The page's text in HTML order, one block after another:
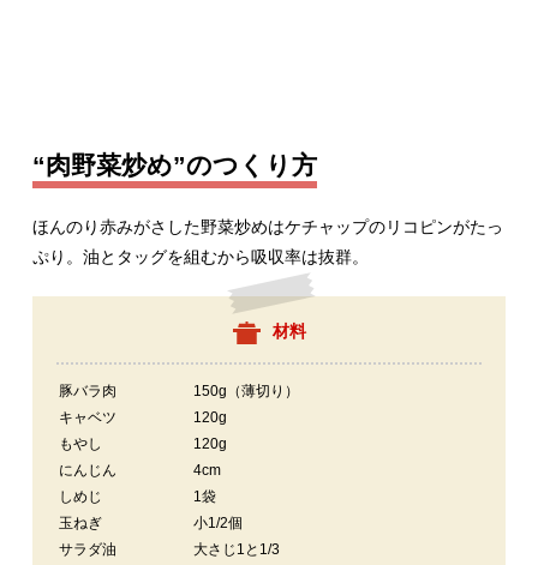
“肉野菜炒め”のつくり方
ほんのり赤みがさした野菜炒めはケチャップのリコピンがたっ
ぷり。油とタッグを組むから吸収率は抜群。
材料
豚バラ肉
150g（薄切り）
キャベツ
120g
もやし
120g
にんじん
4cm
しめじ
1袋
玉ねぎ
小1/2個
サラダ油
大さじ1と1/3